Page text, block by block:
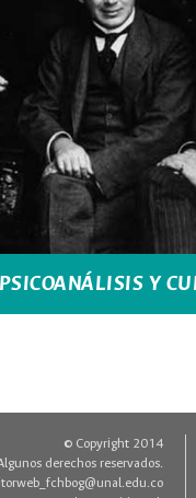
Y
© Copyright 2014
derechos reservados.